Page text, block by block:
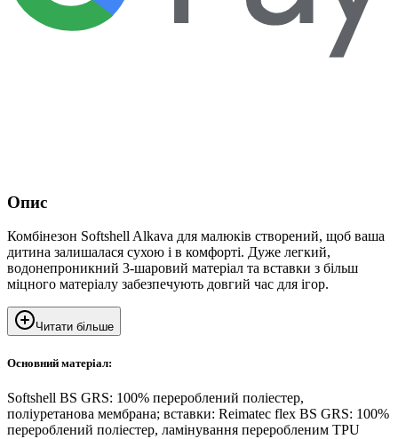
Опис
Комбінезон Softshell Alkava для малюків створений, щоб ваша
дитина залишалася сухою і в комфорті. Дуже легкий,
водонепроникний 3-шаровий матеріал та вставки з більш
міцного матеріалу забезпечують довгий час для ігор.
Читати більше
Основний матеріал:
Softshell BS GRS: 100% перероблений поліестер,
поліуретанова мембрана; вставки: Reimatec flex BS GRS: 100%
перероблений поліестер, ламінування переробленим TPU